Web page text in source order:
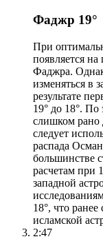
Фаджр 19°
При
появляется на
Фаджра.
изменяться в
результате
19° до 18°.
слишком рано
следует
распада
большинстве
расчетам при
западной
18°, что
исламской
2:47